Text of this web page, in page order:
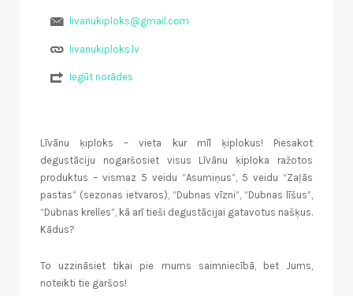
livanukiploks@gmail.com
livanukiploks.lv
Iegūt norādes
Līvānu ķiploks – vieta kur mīl ķiplokus! Piesakot
degustāciju nogaršosiet visus Līvānu ķiploka ražotos
produktus – vismaz 5 veidu “Asumiņus”, 5 veidu “Zaļās
pastas” (sezonas ietvaros), “Dubnas vīzni”, “Dubnas līšus”,
“Dubnas krelles”, kā arī tieši degustācijai gatavotus našķus.
Kādus?
To uzzināsiet tikai pie mums saimniecībā, bet Jums,
noteikti tie garšos!